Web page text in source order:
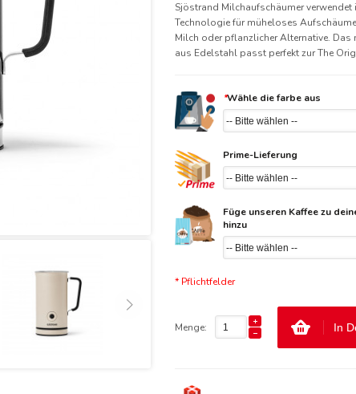
Sjöstrand Milchaufschäumer verwendet
Technologie für müheloses
Milch oder pflanzlicher Alternative. Das
aus Edelstahl passt perfekt zur The
*Wähle die farbe aus
Prime-Lieferung
Füge unseren Kaffee zu
hinzu
* Pflichtfelder
Menge: In